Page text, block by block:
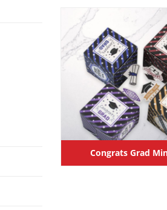
Congrats Grad